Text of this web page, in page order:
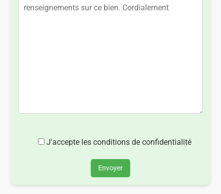
J'accepte les conditions de confidentialité
Envoyer